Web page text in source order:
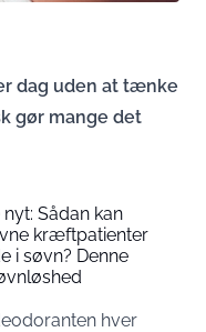
dag uden at tænke
gør mange det
Sådan kan
kræftpatienter
i søvn? Denne
hver